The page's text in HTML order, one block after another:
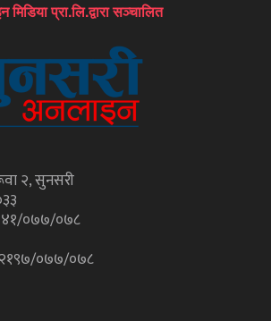
प्रा.लि.द्वारा सञ्चालित
२, सुनसरी
०७७/०७८
२१९७/०७७/०७८